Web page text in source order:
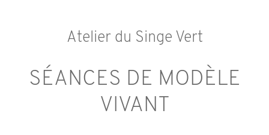
Atelier du Singe Vert
SÉANCES DE MODÈLE
VIVANT